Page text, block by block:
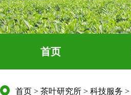
首页
首页 > 茶叶研究所 > 科技服务 >